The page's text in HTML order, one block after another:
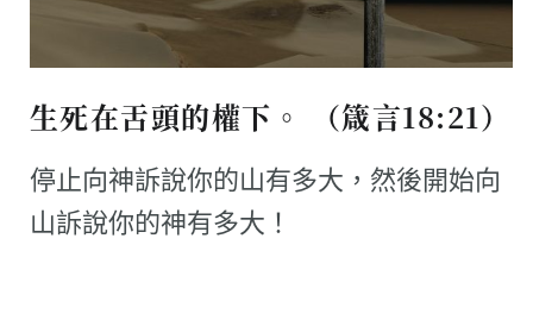
生死在舌頭的權下。 （箴言18:21）
停止向神訴說你的山有多大，然後開始向
山訴說你的神有多大！